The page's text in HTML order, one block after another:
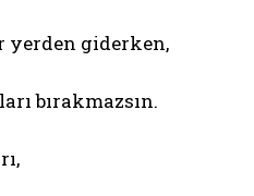
yerden giderken,
bırakmazsın.